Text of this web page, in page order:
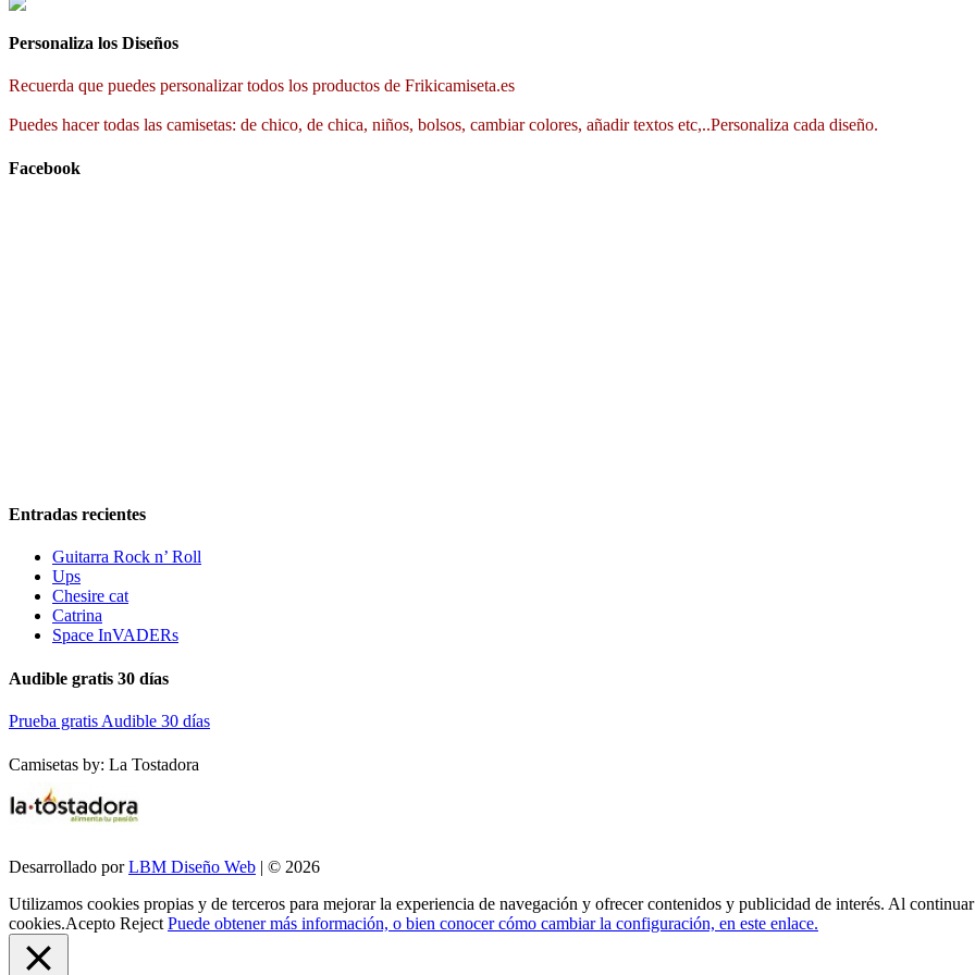
Personaliza los Diseños
Recuerda que puedes personalizar todos los productos de Frikicamiseta.es
Puedes hacer todas las camisetas: de chico, de chica, niños, bolsos, cambiar colores, añadir textos etc,..Personaliza cada diseño.
Facebook
Entradas recientes
Guitarra Rock n’ Roll
Ups
Chesire cat
Catrina
Space InVADERs
Audible gratis 30 días
Prueba gratis Audible 30 días
Camisetas by: La Tostadora
Desarrollado porLBM Diseño Web | © 2026
Utilizamos cookies propias y de terceros para mejorar la experiencia de navegación y ofrecer contenidos y publicidad de interés. Al
cookies.Acepto Reject Puede obtener más información, o bien conocer cómo cambiar la configuración, en este enlace.